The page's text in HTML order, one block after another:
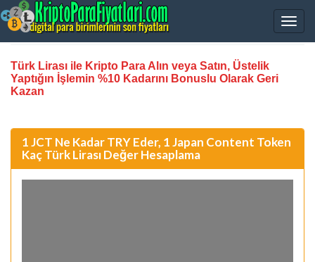
Türk Lirası ile Kripto Para Alın veya Satın, Üstelik
Yaptığın İşlemin %10 Kadarını Bonuslu Olarak Geri
Kazan
1 JCT Ne Kadar TRY Eder, 1 Japan Content Token
Kaç Türk Lirası Değer Hesaplama